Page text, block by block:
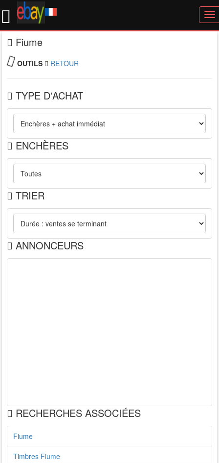
Fiume
OUTILS RETOUR
TYPE D'ACHAT
ENCHÈRES
TRIER
ANNONCEURS
RECHERCHES ASSOCIÉES
Fiume
Timbres Fiume